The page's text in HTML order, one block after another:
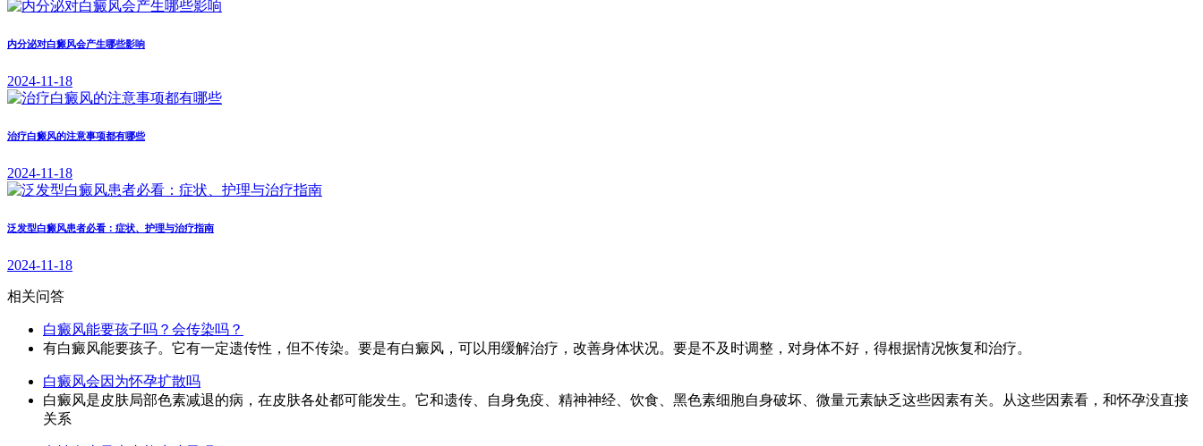
内分泌对白癜风会产生哪些影响
2024-11-18
治疗白癜风的注意事项都有哪些
2024-11-18
泛发型白癜风患者必看：症状、护理与治疗指南
2024-11-18
相关问答
白癜风能要孩子吗？会传染吗？
有白癜风能要孩子。它有一定遗传性，但不传染。要是有白癜风，可以用缓解治疗，改善身体状况。要是不及时调整，对身体不好，得根据情况恢复和治疗。
白癜风会因为怀孕扩散吗
白癜风是皮肤局部色素减退的病，在皮肤各处都可能发生。它和遗传、自身免疫、精神神经、饮食、黑色素细胞自身破坏、微量元素缺乏这些因素有关。从这些因素看，和怀孕没直接
关系